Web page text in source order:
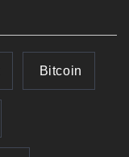
Bitcoin